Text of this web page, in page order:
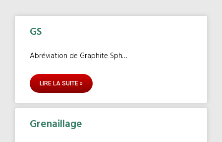
GS
Abréviation de Graphite Sphéroïdal. Se dit d’un type
LIRE LA SUITE »
Grenaillage